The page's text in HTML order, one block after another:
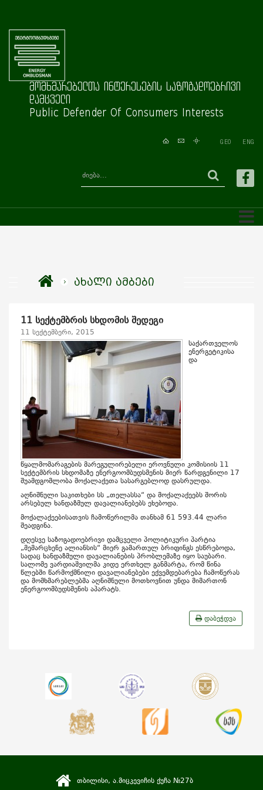
მომხმარებელთა ინტერესების საზოგადოებრივი
დამცველი
Public Defender Of Consumers Interests
GEO ENG
ახალი ამბები
11 სექტემბრის სხდომის შედეგი
11 სექტემბერი, 2015
საქართველოს
ენერგეტიკისა
და
წყალმომარაგების მარეგულირებელი ეროვნული კომისიის 11
სექტემბრის სხდომაზე ენერგოომბუდსმენის მიერ წარდგენილი 17
შუამდგომლობა მოქალაქეთა სასარგებლოდ დასრულდა.
აღნიშნული საკითხები სს „თელასსა“ და მოქალაქეებს შორის
არსებულ ხანდაზმულ დავალიანებებს ეხებოდა.
მოქალაქეებისათვის ჩამოწერილმა თანხამ 61 593.44 ლარი
შეადგინა.
დღესვე საზოგადოებრივი დამცველი პოლიტიკური პარტია
„მემარცხენე ალიანსის“ მიერ გამართულ ბრიფინგს ესწრებოდა,
სადაც ხანდაზმული დავალიანების პრობლემაზე იყო საუბარი.
სალომე ვარდიაშვილმა კიდე ერთხელ განმარტა, რომ წინა
წლებში წარმოქმნილი დავალიანებები ექვემდებარება ჩამოწერას
და მომხმარებლებმა აღნიშნული მოთხოვნით უნდა მიმართონ
ენერგოომბუდსმენის აპარატს.
დაბეჭდვა
თბილისი, ა.მიცკევიჩის ქუჩა №27ბ